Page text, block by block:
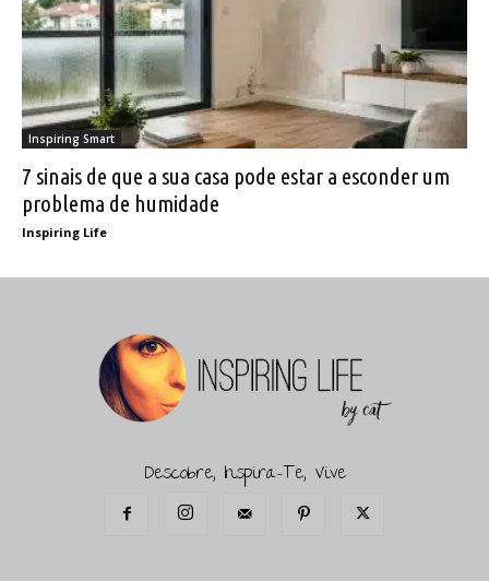
Inspiring Smart
7 sinais de que a sua casa pode estar a esconder um
problema de humidade
Inspiring Life
Descobre, Inspira-Te, Vive